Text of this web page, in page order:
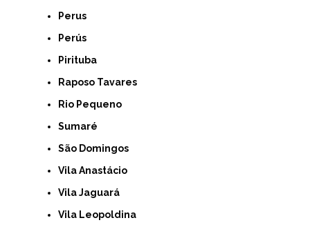
Perus
Perús
Pirituba
Raposo Tavares
Rio Pequeno
Sumaré
São Domingos
Vila Anastácio
Vila Jaguará
Vila Leopoldina